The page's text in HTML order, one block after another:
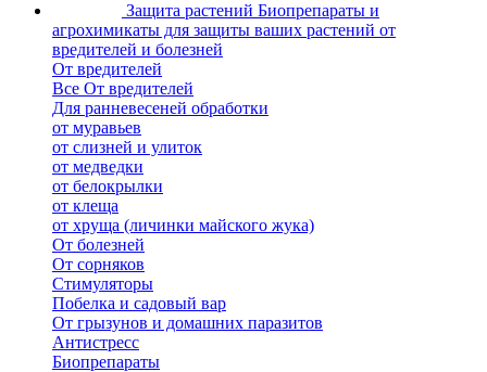
Защита растений Биопрепараты и
агрохимикаты для защиты ваших растений от
вредителей и болезней
От вредителей
Все От вредителей
Для ранневесеней обработки
от муравьев
от слизней и улиток
от медведки
от белокрылки
от клеща
от хруща (личинки майского жука)
От болезней
От сорняков
Стимуляторы
Побелка и садовый вар
От грызунов и домашних паразитов
Антистресс
Биопрепараты